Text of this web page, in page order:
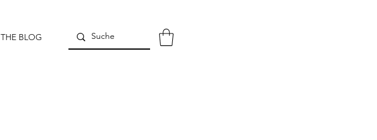
THE BLOG